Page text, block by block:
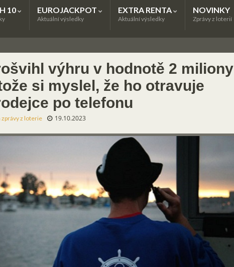
10 EUROJACKPOT
Aktuální výsledky
EXTRA RENTA
Aktuální výsledky
NOVINKY
Zprávy z loterií
výhru v hodnotě 2 miliony
si myslel, že ho otravuje
po telefonu
zprávy z loterie 19.10.2023